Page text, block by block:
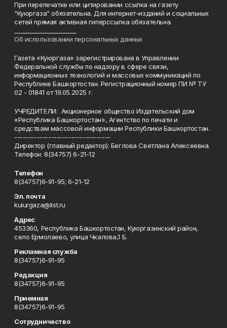
При перепечатке или цитировании ссылка на газету
"Куюргаза" обязательна. Для интернет-изданий и социальных
сетей прямая активная гиперссылка обязательна.
Об использовании персональных данных
Газета «Куюргаза» зарегистрирована в Управлении
Федеральной службы по надзору в сфере связи,
информационных технологий и массовых коммуникаций по
Республике Башкортостан. Регистрационный номер ПИ № ТУ
02 - 01841 от 19.05.2025 г.
УЧРЕДИТЕЛИ: Акционерное общество Издательский дом
«Республика Башкортостан», Агентство по печати и
средствам массовой информации Республики Башкортостан.
----------------------------------
Директор (главный редактор): Беглова Светлана Алексеевна.
Телефон: 8(34757) 6-21-12
Телефон
8(34757)6-91-95; 6-21-12
Эл. почта
kuiurgaza@list.ru
Адрес
453360, Республика Башкортостан, Куюргазинский район,
село Ермолаево, улица Чкалова,1 Б.
Рекламная служба
8(34757)6-91-95
Редакция
8(34757)6-91-95
Приемная
8(34757)6-91-95
Сотрудничество